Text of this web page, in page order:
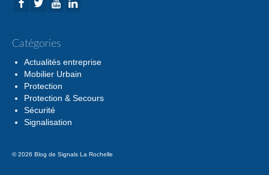
Catégories
Actualités entreprise
Mobilier Urbain
Protection
Protection & Secours
Sécurité
Signalisation
© 2026 Blog de Signals La Rochelle